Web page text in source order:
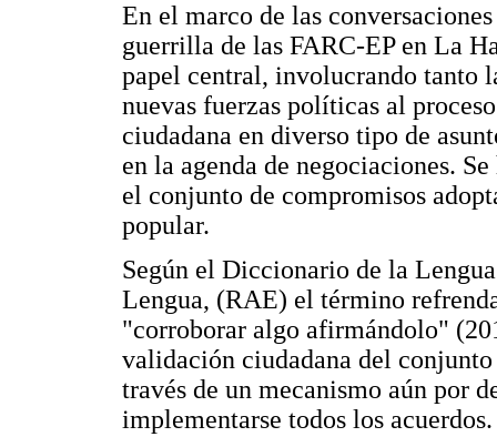
En el marco de las
guerrilla de las FARC-EP en La
papel central, involucrando tanto
nuevas fuerzas políticas al
ciudadana en diverso tipo de
en la agenda de negociaciones.
el conjunto de compromisos
popular.
Según el Diccionario de la
Lengua, (RAE) el término
"corroborar algo afirmándolo"
validación ciudadana del
través de un mecanismo aún por
implementarse todos los acuerdos.